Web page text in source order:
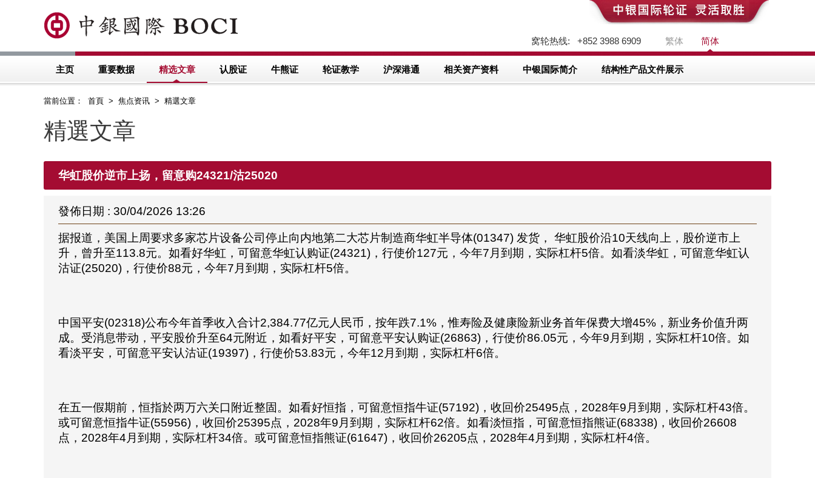
繁体 简体
窝轮热线: +852 3988 6909
主页 重要数据 精选文章 认股证 牛熊证 轮证教学 沪深港通 相关资产资料 中银国际简介 结构性产品文件展示
當前位置： 首頁 > 焦点资讯 > 精選文章
精選文章
华虹股价逆市上扬，留意购24321/沽25020
發佈日期 : 30/04/2026 13:26
据报道，美国上周要求多家芯片设备公司停止向内地第二大芯片制造商华虹半导体(01347) 发货， 华虹股价沿10天线向上，股价逆市上
升，曾升至113.8元。如看好华虹，可留意华虹认购证(24321)，行使价127元，今年7月到期，实际杠杆5倍。如看淡华虹，可留意华虹认
沽证(25020)，行使价88元，今年7月到期，实际杠杆5倍。
中国平安(02318)公布今年首季收入合计2,384.77亿元人民币，按年跌7.1%，惟寿险及健康险新业务首年保费大增45%，新业务价值升两
成。受消息带动，平安股价升至64元附近，如看好平安，可留意平安认购证(26863)，行使价86.05元，今年9月到期，实际杠杆10倍。如
看淡平安，可留意平安认沽证(19397)，行使价53.83元，今年12月到期，实际杠杆6倍。
在五一假期前，恒指於两万六关口附近整固。如看好恒指，可留意恒指牛证(57192)，收回价25495点，2028年9月到期，实际杠杆43倍。
或可留意恒指牛证(55956)，收回价25395点，2028年9月到期，实际杠杆62倍。如看淡恒指，可留意恒指熊证(68338)，收回价26608
点，2028年4月到期，实际杠杆34倍。或可留意恒指熊证(61647)，收回价26205点，2028年4月到期，实际杠杆4倍。